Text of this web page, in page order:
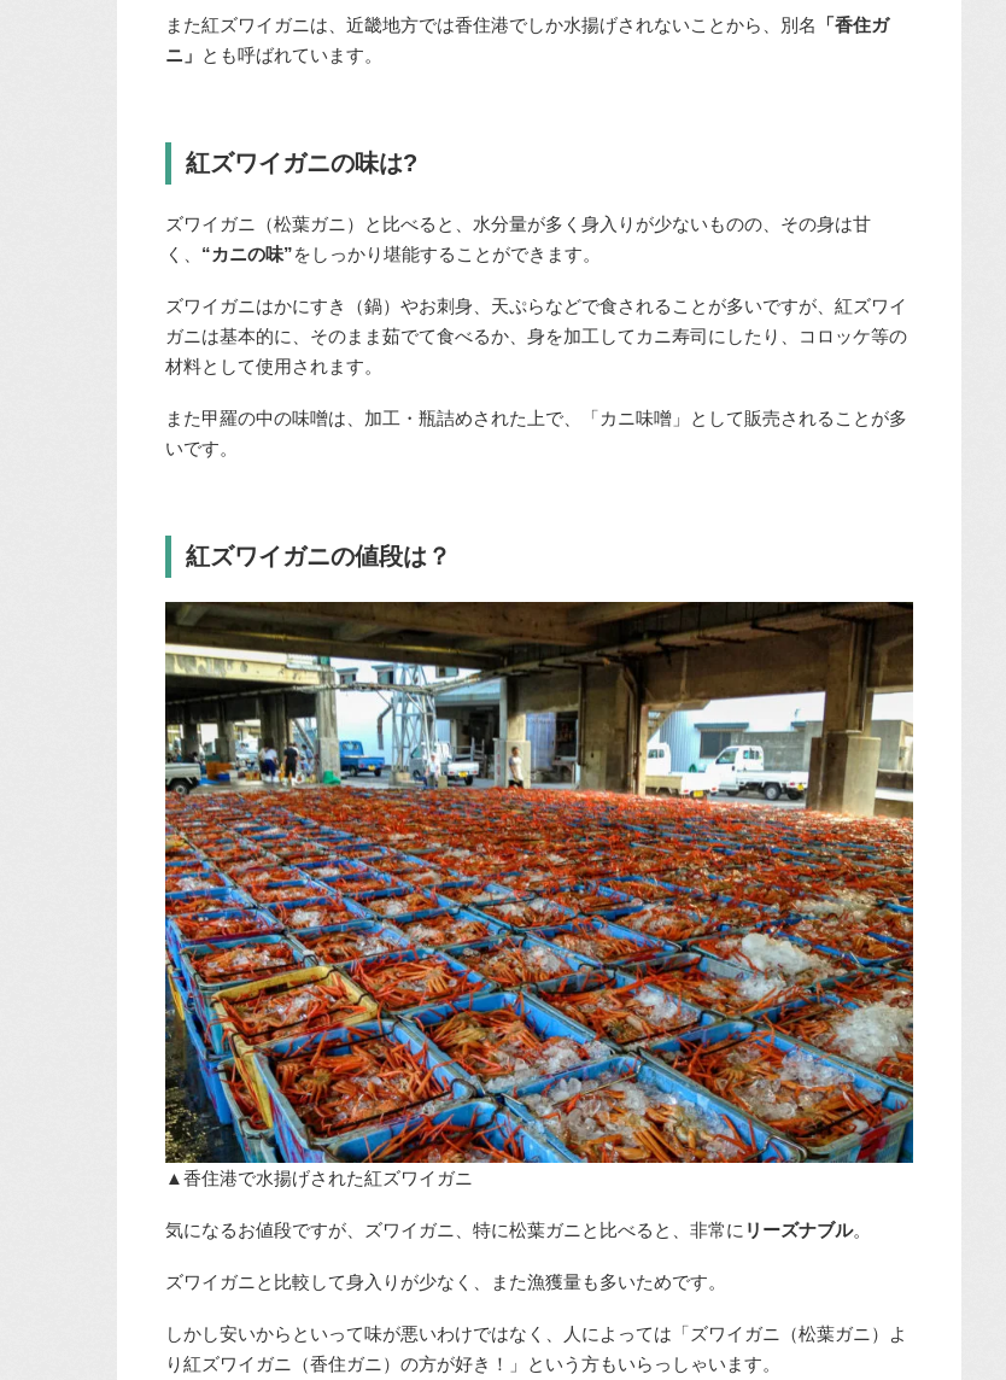
また紅ズワイガニは、近畿地方では香住港でしか水揚げされないことから、別名
「香住ガ
ニ」 とも呼ばれています。
紅ズワイガニの味は?
ズワイガニ（松葉ガニ）と比べると、水分量が多く身入りが少ないものの、その身は甘
く、 “カニの味”をしっかり堪能することができます。
ズワイガニはかにすき（鍋）やお刺身、天ぷらなどで食されることが多いですが、紅ズワイ
ガニは基本的に、そのまま茹でて食べるか、身を加工してカニ寿司にしたり、コロッケ等の
材料として使用されます。
また甲羅の中の味噌は、加工・瓶詰めされた上で、「カニ味噌」として販売されることが多
いです。
紅ズワイガニの値段は？
▲香住港で水揚げされた紅ズワイガニ
気になるお値段ですが、ズワイガニ、特に松葉ガニと比べると、非常に リーズナブル。
ズワイガニと比較して身入りが少なく、また漁獲量も多いためです。
しかし安いからといって味が悪いわけではなく、人によっては「ズワイガニ（松葉ガニ）よ
り紅ズワイガニ（香住ガニ）の方が好き！」という方もいらっしゃいます。